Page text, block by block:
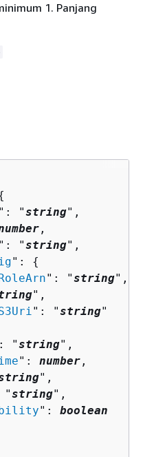
1. Panjang
": "string",
,
": "string",
": {
": "string",
",
": "string"
"string",
": number ,
",
"string",
": boolean